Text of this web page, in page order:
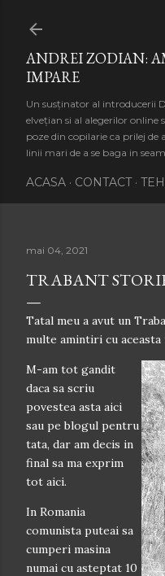
ANDREI ZODIAN:
IMPARE
Un susținator al introducerii
elvețian si al alegerilor online
poze din copilarie ca prilej de
linii mari de a se baga in
ACASA CONTACT
mai 04, 2021
TRABANT
Tatal meu a avut un
multe amintiri cu aceasta
M-am tot gandit
daca sa scriu
povestea asta aici
sau pe blogul pentru
tata, dar am decis in
final sa ma exprim
tot aici.
In Romania
comunista puteai sa
cumperi masina
numai cu asteptat 10